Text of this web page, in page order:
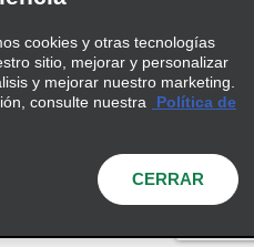
de privacidad
Todos los derechos
cookies y otras tecnologías
sitio, mejorar y personalizar
y mejorar nuestro marketing.
consulte nuestra
Política de
CERRAR